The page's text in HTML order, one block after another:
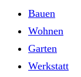
Bauen
Wohnen
Garten
Werkstatt